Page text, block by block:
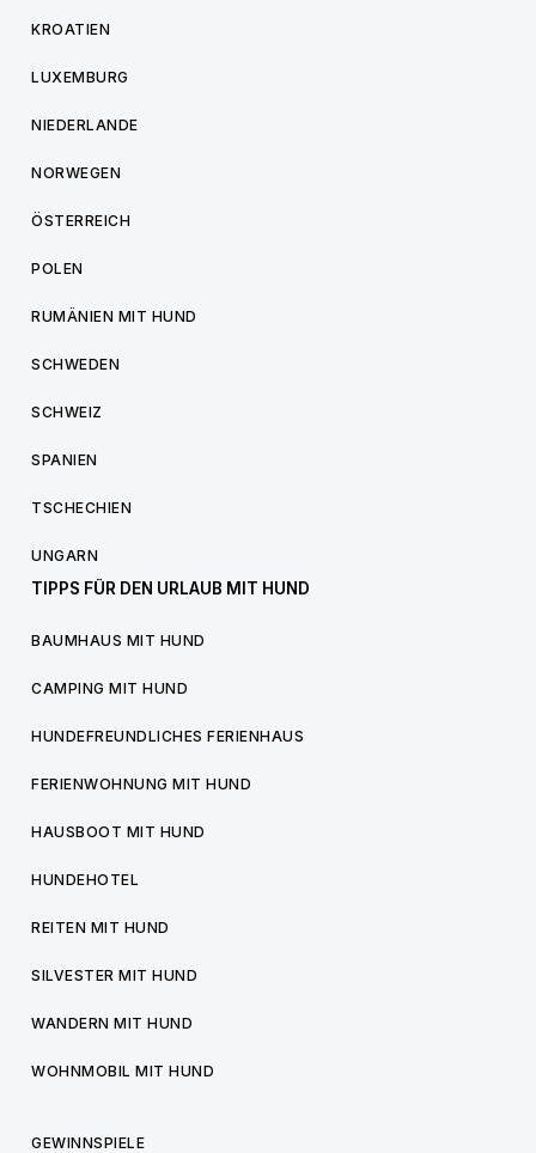
KROATIEN
LUXEMBURG
NIEDERLANDE
NORWEGEN
ÖSTERREICH
POLEN
RUMÄNIEN MIT HUND
SCHWEDEN
SCHWEIZ
SPANIEN
TSCHECHIEN
UNGARN
TIPPS FÜR DEN URLAUB MIT HUND
BAUMHAUS MIT HUND
CAMPING MIT HUND
HUNDEFREUNDLICHES FERIENHAUS
FERIENWOHNUNG MIT HUND
HAUSBOOT MIT HUND
HUNDEHOTEL
REITEN MIT HUND
SILVESTER MIT HUND
WANDERN MIT HUND
WOHNMOBIL MIT HUND
GEWINNSPIELE